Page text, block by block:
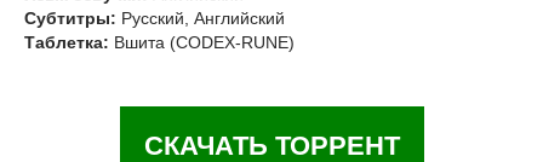
Субтитры: Русский, Английский
Таблетка: Вшита (CODEX-RUNE)
СКАЧАТЬ ТОРРЕНТ